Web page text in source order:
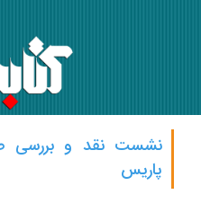
نشست نقد و بررسی
پاریس